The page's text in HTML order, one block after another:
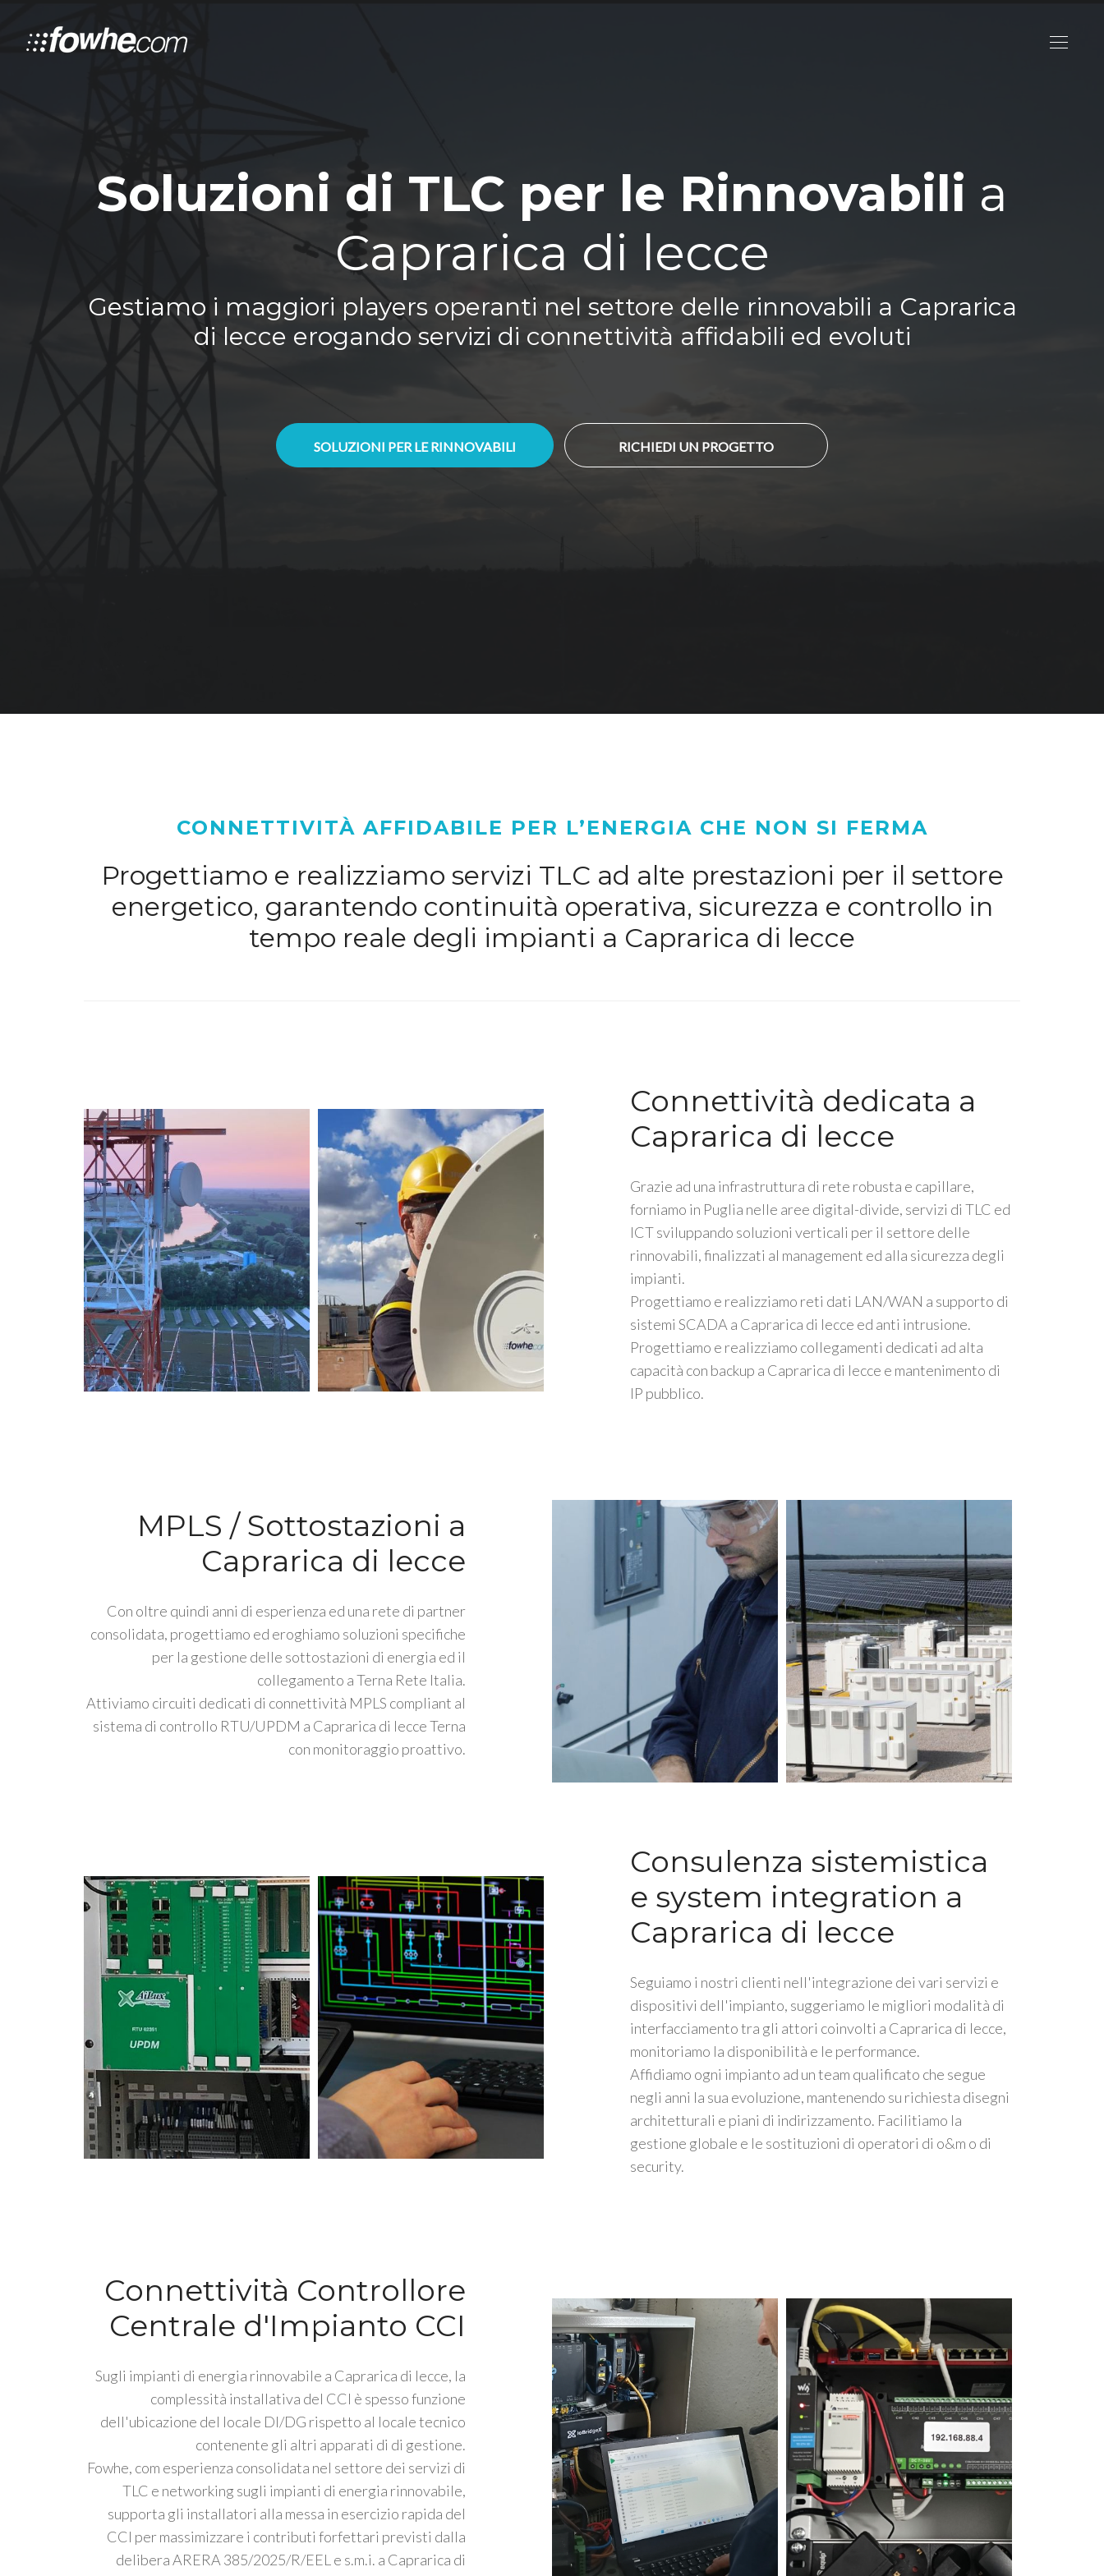
Soluzioni di TLC per le Rinnovabili a
Caprarica di lecce
Gestiamo i maggiori players operanti nel settore delle rinnovabili a Caprarica
di lecce erogando servizi di connettività affidabili ed evoluti
SOLUZIONI PER LE RINNOVABILI RICHIEDI UN PROGETTO
CONNETTIVITÀ AFFIDABILE PER L’ENERGIA CHE NON SI FERMA
Progettiamo e realizziamo servizi TLC ad alte prestazioni per il settore
energetico, garantendo continuità operativa, sicurezza e controllo in
tempo reale degli impianti a Caprarica di lecce
Connettività dedicata a
Caprarica di lecce
Grazie ad una infrastruttura di rete robusta e capillare,
forniamo in Puglia nelle aree digital-divide, servizi di TLC ed
ICT sviluppando soluzioni verticali per il settore delle
rinnovabili, finalizzati al management ed alla sicurezza degli
impianti.
Progettiamo e realizziamo reti dati LAN/WAN a supporto di
sistemi SCADA a Caprarica di lecce ed anti intrusione.
Progettiamo e realizziamo collegamenti dedicati ad alta
capacità con backup a Caprarica di lecce e mantenimento di
IP pubblico.
MPLS / Sottostazioni a
Caprarica di lecce
Con oltre quindi anni di esperienza ed una rete di partner
consolidata, progettiamo ed eroghiamo soluzioni specifiche
per la gestione delle sottostazioni di energia ed il
collegamento a Terna Rete Italia.
Attiviamo circuiti dedicati di connettività MPLS compliant al
sistema di controllo RTU/UPDM a Caprarica di lecce Terna
con monitoraggio proattivo.
Consulenza sistemistica
e system integration a
Caprarica di lecce
Seguiamo i nostri clienti nell'integrazione dei vari servizi e
dispositivi dell'impianto, suggeriamo le migliori modalità di
interfacciamento tra gli attori coinvolti a Caprarica di lecce,
monitoriamo la disponibilità e le performance.
Affidiamo ogni impianto ad un team qualificato che segue
negli anni la sua evoluzione, mantenendo su richiesta disegni
architetturali e piani di indirizzamento. Facilitiamo la
gestione globale e le sostituzioni di operatori di o&m o di
security.
Connettività Controllore
Centrale d'Impianto CCI
Sugli impianti di energia rinnovabile a Caprarica di lecce, la
complessità installativa del CCI è spesso funzione
dell'ubicazione del locale DI/DG rispetto al locale tecnico
contenente gli altri apparati di di gestione.
Fowhe, com esperienza consolidata nel settore dei servizi di
TLC e networking sugli impianti di energia rinnovabile,
supporta gli installatori alla messa in esercizio rapida del
CCI per massimizzare i contributi forfettari previsti dalla
delibera ARERA 385/2025/R/EEL e s.m.i. a Caprarica di